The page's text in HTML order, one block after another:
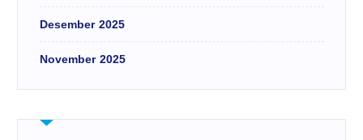
Desember 2025
November 2025